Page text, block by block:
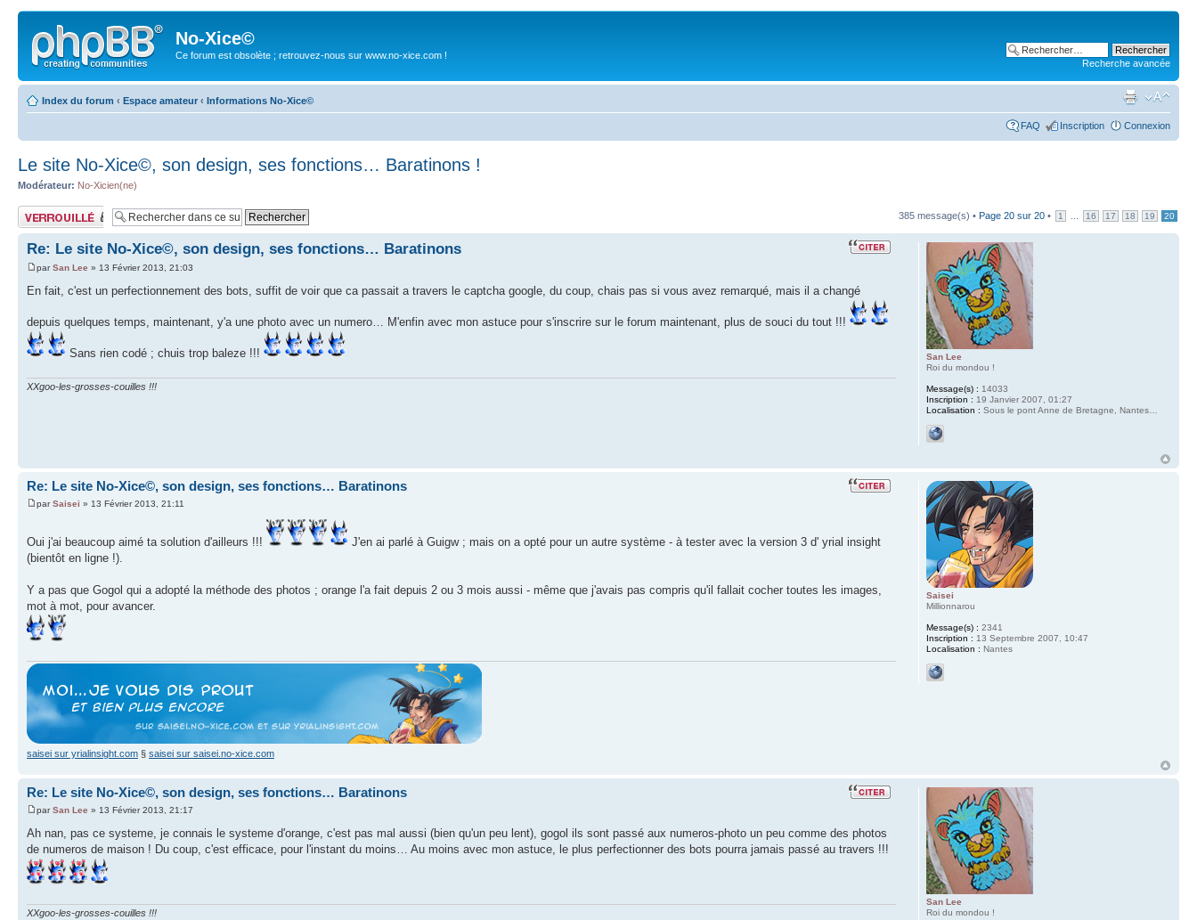
No-Xice©
Ce forum est obsolète ; retrouvez-nous sur www.no-xice.com !
Recherche avancée
Index du forum ‹ Espace amateur ‹ Informations No-Xice©
FAQ Inscription Connexion
Le site No-Xice©, son design, ses fonctions… Baratinons !
Modérateur: No-Xicien(ne)
Sujet verrouillé 385 message(s) • Page 20 sur 20 • 1 16 17 18 19 20
Re: Le site No-Xice©, son design, ses fonctions… Baratinons
parSan Lee » 13 Février 2013, 21:03
En fait, c'est un perfectionnement des bots, suffit de voir que ca passait a travers le captcha google, du coup, chais pas si vous avez remarqué, mais il a changé
depuis quelques temps, maintenant, y'a une photo avec un numero… M'enfin avec mon astuce pour s'inscrire sur le forum maintenant, plus de souci du tout !!!
Sans rien codé ; chuis trop baleze !!!
XXgoo-les-grosses-couilles !!!
San Lee
Roi du mondou !
Message(s) : 14033
Inscription : 19 Janvier 2007, 01:27
Localisation : Sous le pont Anne de Bretagne, Nantes…
Re: Le site No-Xice©, son design, ses fonctions… Baratinons
parSaisei » 13 Février 2013, 21:11
Oui j'ai beaucoup aimé ta solution d'ailleurs !!!
J'en ai parlé à Guigw ; mais on a opté pour un autre système - à tester avec la version 3 d' yrial insight
(bientôt en ligne !).
Y a pas que Gogol qui a adopté la méthode des photos ; orange l'a fait depuis 2 ou 3 mois aussi - même que j'avais pas compris qu'il fallait cocher toutes les images,
mot à mot, pour avancer.
saisei sur yrialinsight.com § saisei sur saisei.no-xice.com
Saisei
Millionnarou
Message(s) : 2341
Inscription : 13 Septembre 2007, 10:47
Localisation : Nantes
Re: Le site No-Xice©, son design, ses fonctions… Baratinons
parSan Lee » 13 Février 2013, 21:17
Ah nan, pas ce systeme, je connais le systeme d'orange, c'est pas mal aussi (bien qu'un peu lent), gogol ils sont passé aux numeros-photo un peu comme des photos
de numeros de maison ! Du coup, c'est efficace, pour l'instant du moins… Au moins avec mon astuce, le plus perfectionner des bots pourra jamais passé au travers !!!
XXgoo-les-grosses-couilles !!!
San Lee
Roi du mondou !